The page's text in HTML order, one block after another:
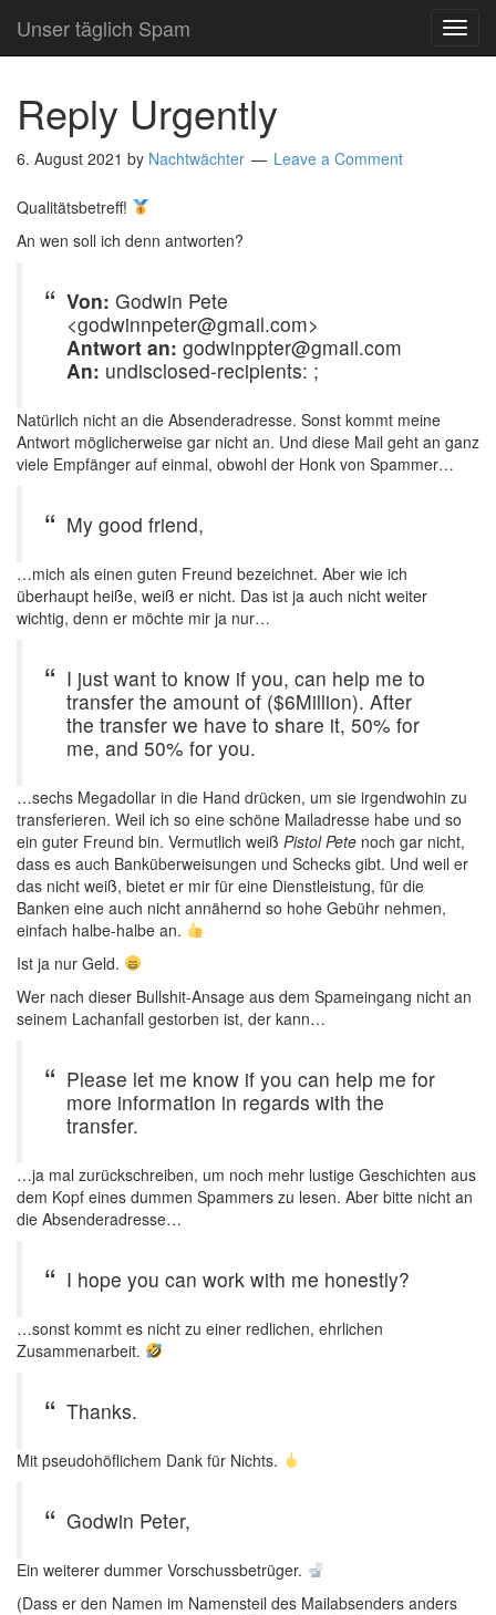
Unser täglich Spam
Reply Urgently
6. August 2021 by Nachtwächter Leave a Comment
Qualitätsbetreff!
An wen soll ich denn antworten?
Von: Godwin Pete
<godwinnpeter@gmail.com>
Antwort an: godwinppter@gmail.com
An: undisclosed-recipients: ;
Natürlich nicht an die Absenderadresse. Sonst kommt meine
Antwort möglicherweise gar nicht an. Und diese Mail geht an ganz
viele Empfänger auf einmal, obwohl der Honk von Spammer…
My good friend,
…mich als einen guten Freund bezeichnet. Aber wie ich
überhaupt heiße, weiß er nicht. Das ist ja auch nicht weiter
wichtig, denn er möchte mir ja nur…
I just want to know if you, can help me to
transfer the amount of ($6Million). After
the transfer we have to share it, 50% for
me, and 50% for you.
…sechs Megadollar in die Hand drücken, um sie irgendwohin zu
transferieren. Weil ich so eine schöne Mailadresse habe und so
ein guter Freund bin. Vermutlich weiß Pistol Pete noch gar nicht,
dass es auch Banküberweisungen und Schecks gibt. Und weil er
das nicht weiß, bietet er mir für eine Dienstleistung, für die
Banken eine auch nicht annähernd so hohe Gebühr nehmen,
einfach halbe-halbe an.
Ist ja nur Geld.
Wer nach dieser Bullshit-Ansage aus dem Spameingang nicht an
seinem Lachanfall gestorben ist, der kann…
Please let me know if you can help me for
more information in regards with the
transfer.
…ja mal zurückschreiben, um noch mehr lustige Geschichten aus
dem Kopf eines dummen Spammers zu lesen. Aber bitte nicht an
die Absenderadresse…
I hope you can work with me honestly?
…sonst kommt es nicht zu einer redlichen, ehrlichen
Zusammenarbeit.
Thanks.
Mit pseudohöflichem Dank für Nichts.
Godwin Peter,
Ein weiterer dummer Vorschussbetrüger.
(Dass er den Namen im Namensteil des Mailabsenders anders